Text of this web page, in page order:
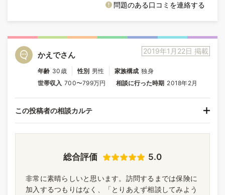
問題のある口コミを連絡する
2019年1月22日 掲載
かえでさん
年齢 30歳 性別 男性 家族構成 独身
世帯収入 700〜799万円 相談に行った時期 2018年2月
この投稿者の相談カルテ
総合評価 5.0
非常に素晴らしいと思います。訪問するまでは保険に
加入するつもりはなく、「とりあえず相談してみよう